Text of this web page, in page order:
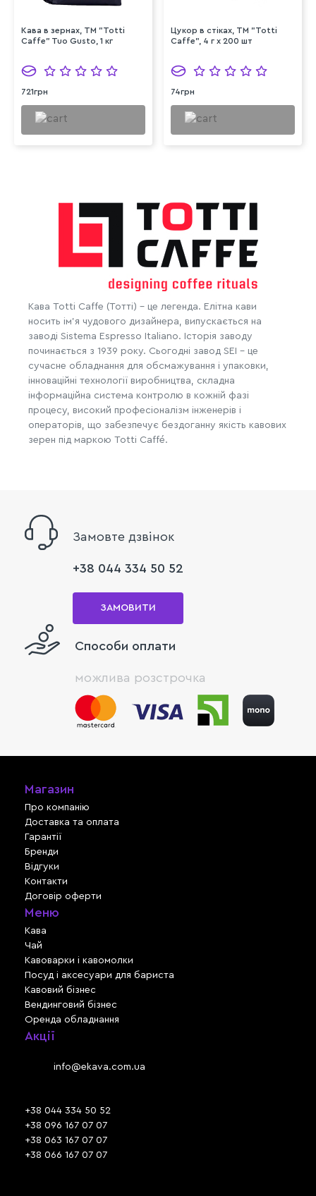
Кава в зернах, TM "Totti
Caffe" Tuo Gusto, 1 кг
721грн
Цукор в стіках, ТМ "Totti
Caffe", 4 г х 200 шт
74грн
Кава Totti Caffe (Тотті) - це легенда. Елітна кави
носить ім'я чудового дизайнера, випускається на
заводі Sistema Espresso Italiano. Історія заводу
починається з 1939 року. Сьогодні завод SEI - це
сучасне обладнання для обсмажування і упаковки,
інноваційні технології виробництва, складна
інформаційна система контролю в кожній фазі
процесу, високий професіоналізм інженерів і
операторів, що забезпечує бездоганну якість кавових
зерен під маркою Totti Caffé.
Замовте дзвінок
+38 044 334 50 52
ЗАМОВИТИ
Способи оплати
можлива розстрочка
Магазин
Про компанію
Доставка та оплата
Гарантії
Бренди
Відгуки
Контакти
Договір оферти
Меню
Кава
Чай
Кавоварки і кавомолки
Посуд і аксесуари для бариста
Кавовий бізнес
Вендинговий бізнес
Оренда обладнання
Акції
info@ekava.com.ua
+38 044 334 50 52
+38 096 167 07 07
+38 063 167 07 07
+38 066 167 07 07